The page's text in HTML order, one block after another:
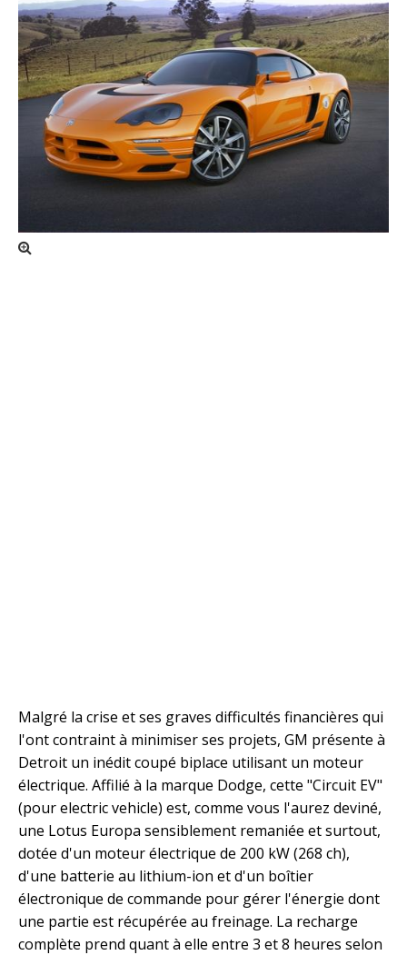
Malgré la crise et ses graves difficultés financières qui
l'ont contraint à minimiser ses projets, GM présente à
Detroit un inédit coupé biplace utilisant un moteur
électrique. Affilié à la marque Dodge, cette "Circuit EV"
(pour electric vehicle) est, comme vous l'aurez deviné,
une Lotus Europa sensiblement remaniée et surtout,
dotée d'un moteur électrique de 200 kW (268 ch),
d'une batterie au lithium-ion et d'un boîtier
électronique de commande pour gérer l'énergie dont
une partie est récupérée au freinage. La recharge
complète prend quant à elle entre 3 et 8 heures selon